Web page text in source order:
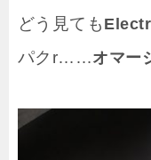
どう見ても
パクr……オマー